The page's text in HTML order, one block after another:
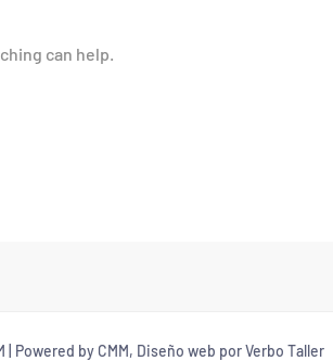
can help.
Powered by CMM, Diseño web por Verbo Taller